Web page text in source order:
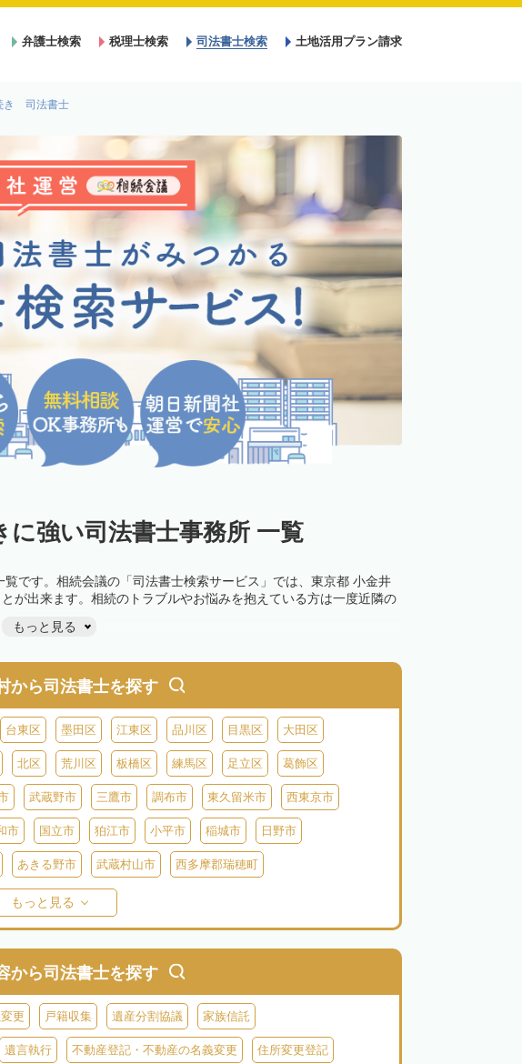
弁護士検索 税理士検索 司法書士検索 土地活用プラン請求
き 司法書士
に強い司法書士事務所 一覧
です。相続会議の「司法書士検索サービス」では、東京都 小金井
が出来ます。相続のトラブルやお悩みを抱えている方は一度近隣の
もっと見る
から司法書士を探す
台東区 墨田区 江東区 品川区 目黒区 大田区
北区 荒川区 板橋区 練馬区 足立区 葛飾区
武蔵野市 三鷹市 調布市 東久留米市 西東京市
市 国立市 狛江市 小平市 稲城市 日野市
あきる野市 武蔵村山市 西多摩郡瑞穂町
檜原村 伊豆大島
もっと見る
から司法書士を探す
更 戸籍収集 遺産分割協議 家族信託
遺言執行 不動産登記・不動産の名義変更 住所変更登記